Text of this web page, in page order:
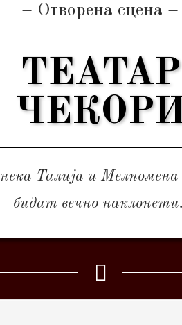
– Отворена сцена –
ТЕАТАР
нека Талија и
бидат вечно